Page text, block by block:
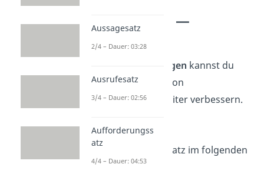
Attributsatz —
Übungen
Übungen kannst du
dein Verständnis von
Attributsätzen
weiter verbessern.
Übung 1
Finde den Relativsatz im folgenden
Satz:
Aussagesatz
2/4 – Dauer: 03:28
Ausrufesatz
3/4 – Dauer: 02:56
Aufforderungss
atz
4/4 – Dauer: 04:53